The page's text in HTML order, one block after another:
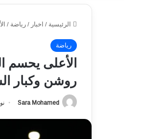
الرئيسية / اخبار / رياضة /
رياضة
الأعلى يحسم
روشن وكبار
Sara Mohamed